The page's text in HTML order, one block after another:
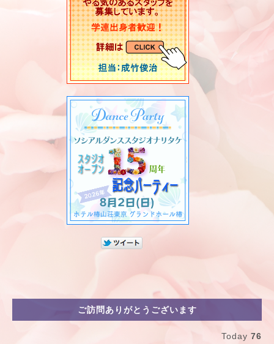
ご訪問ありがとうございます
Today 76